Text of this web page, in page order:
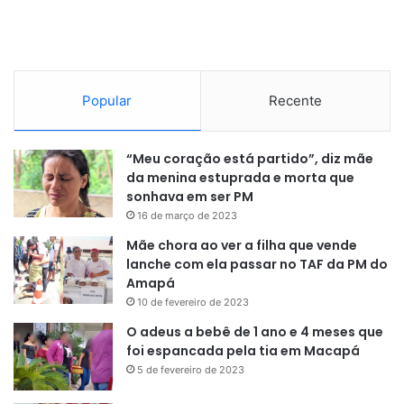
período de 2022, o aumento foi de 1,1 milhão de pessoas
foram inseridas no mercado de trabalho no terceiro
trimestre tiveram a carteira assinada.
“Isso fez com que a expansão da
ocupação formal fosse muito
maior que a da informal”
Popular Recente
“Meu coração está partido”, diz mãe
da menina estuprada e morta que
sonhava em ser PM
16 de março de 2023
Mãe chora ao ver a filha que vende
lanche com ela passar no TAF da PM do
Amapá
10 de fevereiro de 2023
O adeus a bebê de 1 ano e 4 meses que
foi espancada pela tia em Macapá
5 de fevereiro de 2023